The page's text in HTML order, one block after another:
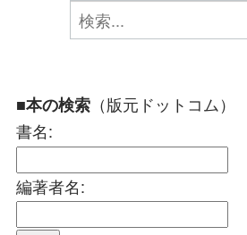
■本の検索 （版元ドットコム）
書名:
編著者名: